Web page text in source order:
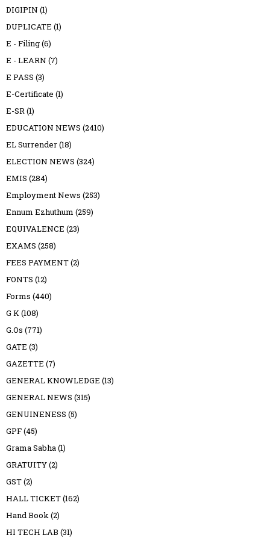
DIGIPIN (1)
DUPLICATE (1)
E - Filing(6)
E - LEARN (7)
E PASS (3)
E-Certificate (1)
E-SR(1)
EDUCATION NEWS (2410)
EL Surrender(18)
ELECTION NEWS (324)
EMIS (284)
Employment News (253)
Ennum Ezhuthum (259)
EQUIVALENCE (23)
EXAMS (258)
FEES PAYMENT(2)
FONTS (12)
Forms (440)
G K(108)
G.Os (771)
GATE (3)
GAZETTE (7)
GENERAL KNOWLEDGE (13)
GENERAL NEWS (315)
GENUINENESS (5)
GPF(45)
Grama Sabha(1)
GRATUITY(2)
GST(2)
HALL TICKET(162)
Hand Book(2)
HI TECH LAB (31)